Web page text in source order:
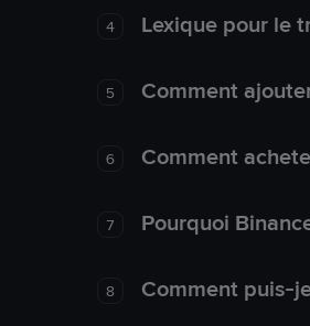
4 Lexique pour le
5 Comment
6 Comment
7 Pourquoi
8 Comment puis-